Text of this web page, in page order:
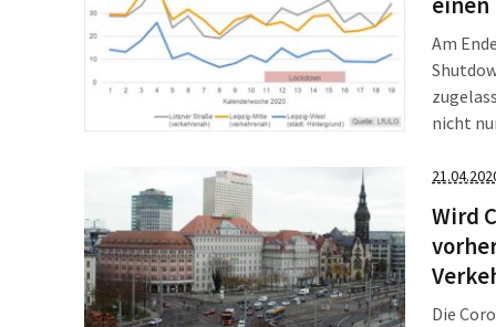
einen
Am
nicht
sind.
schuld?
Wird
Die